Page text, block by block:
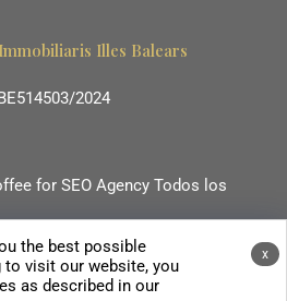
Illes Balears
2024
for SEO Agency Todos los
auf Mallorca.
x
the best possible
to visit our website, you
as described in our